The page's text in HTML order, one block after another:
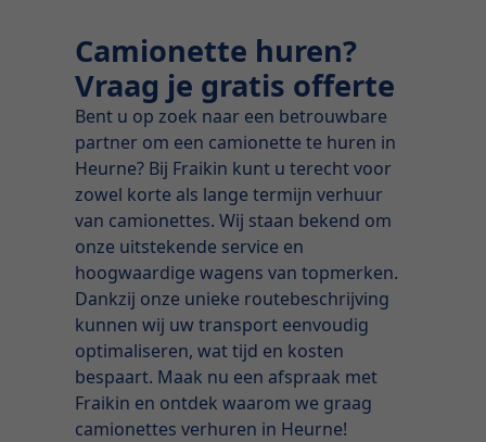
Camionette huren?
Vraag je gratis offerte
Bent u op zoek naar een betrouwbare
partner om een camionette te huren in
Heurne? Bij Fraikin kunt u terecht voor
zowel korte als lange termijn verhuur
van camionettes. Wij staan bekend om
onze uitstekende service en
hoogwaardige wagens van topmerken.
Dankzij onze unieke routebeschrijving
kunnen wij uw transport eenvoudig
optimaliseren, wat tijd en kosten
bespaart. Maak nu een afspraak met
Fraikin en ontdek waarom we graag
camionettes verhuren in Heurne!